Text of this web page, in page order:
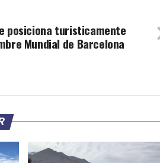
posiciona turisticamente
Mundial de Barcelona